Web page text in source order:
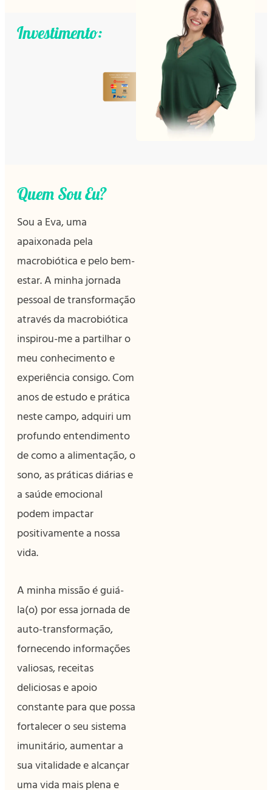
Investimento:
Inscrever
agora!
Quem Sou Eu?
Sou a Eva, uma
apaixonada pela
macrobiótica e pelo bem-
estar. A minha jornada
pessoal de transformação
através da macrobiótica
inspirou-me a partilhar o
meu conhecimento e
experiência consigo. Com
anos de estudo e prática
neste campo, adquiri um
profundo entendimento
de como a alimentação, o
sono, as práticas diárias e
a saúde emocional
podem impactar
positivamente a nossa
vida.
A minha missão é guiá-
la(o) por essa jornada de
auto-transformação,
fornecendo informações
valiosas, receitas
deliciosas e apoio
constante para que possa
fortalecer o seu sistema
imunitário, aumentar a
sua vitalidade e alcançar
uma vida mais plena e